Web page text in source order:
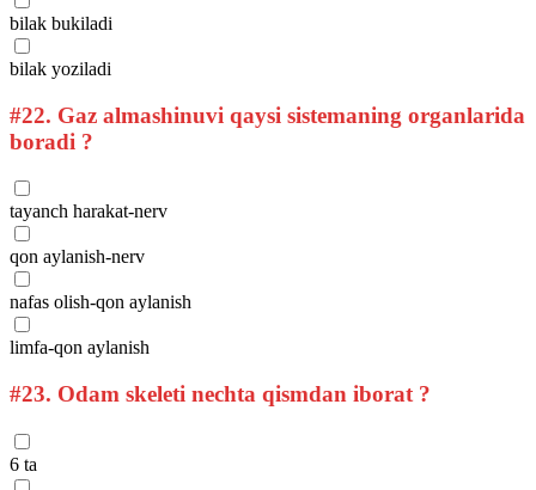
bilak bukiladi
bilak yoziladi
#22. Gaz almashinuvi qaysi sistemaning organlarida
boradi ?
tayanch harakat-nerv
qon aylanish-nerv
nafas olish-qon aylanish
limfa-qon aylanish
#23. Odam skeleti nechta qismdan iborat ?
6 ta